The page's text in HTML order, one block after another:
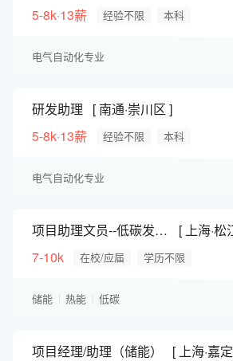
5-8k·13薪
经验不限 本科
电气自动化专业
研发助理
南通·崇川区
5-8k·13薪
经验不限 本科
电气自动化专业
项目助理文员--低碳发展部
上海·松
7-10k
在校/应届 学历不限
储能 热能 低碳
项目经理/助理（储能）
上海·嘉